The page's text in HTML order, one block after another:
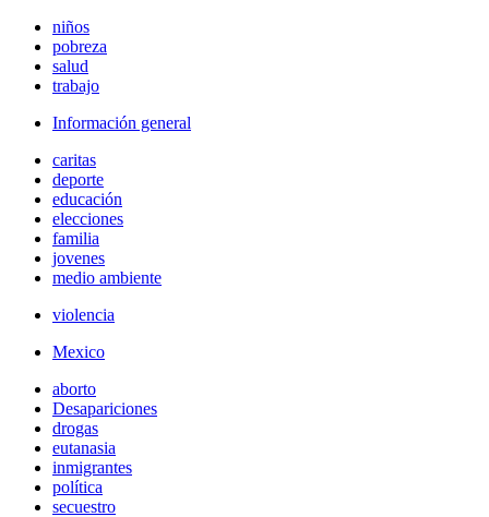
niños
pobreza
salud
trabajo
Información general
caritas
deporte
educación
elecciones
familia
jovenes
medio ambiente
violencia
Mexico
aborto
Desapariciones
drogas
eutanasia
inmigrantes
política
secuestro